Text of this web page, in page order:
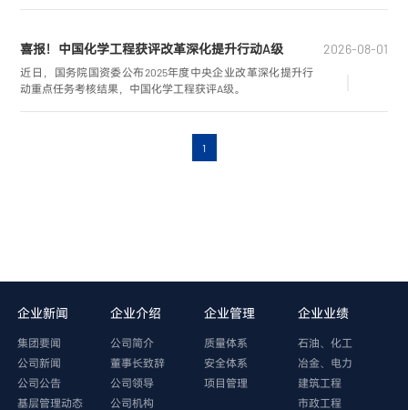
喜报！中国化学工程获评改革深化提升行动A级 2026-08-01
近日，国务院国资委公布2025年度中央企业改革深化提升行
动重点任务考核结果，中国化学工程获评A级。
1
企业新闻
集团要闻
公司新闻
公司公告
基层管理动态
企业介绍
公司简介
董事长致辞
公司领导
公司机构
企业管理
质量体系
安全体系
项目管理
企业业绩
石油、化工
冶金、电力
建筑工程
市政工程